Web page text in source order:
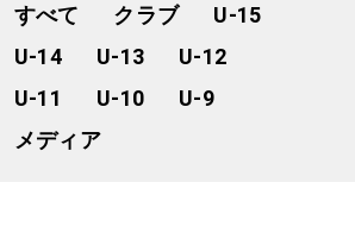
すべて クラブ
U-15
U-14
U-13
U-12
U-11
U-10
U-9
メディア